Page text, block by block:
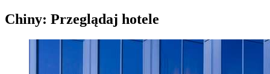
Chiny: Przeglądaj hotele